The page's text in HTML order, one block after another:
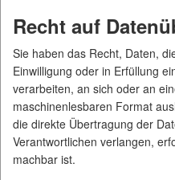
Recht auf
Sie haben das Recht, Daten,
Einwilligung oder in Erfüllung
verarbeiten, an sich oder an
maschinenlesbaren Format
die direkte Übertragung der
Verantwortlichen verlangen,
machbar ist.